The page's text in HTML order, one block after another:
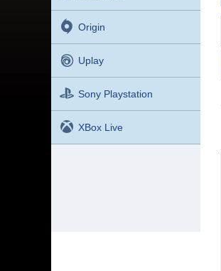
Origin
Uplay
Sony Playstation
XBox Live